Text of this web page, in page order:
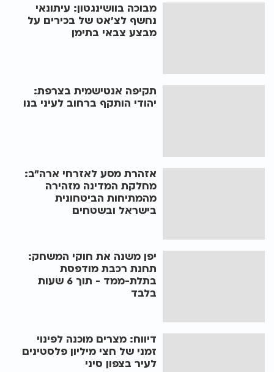
מבוכה בוושינגטון: עיתונאי
נחשף לצ'אט של בכירים על
מבצע צבאי בתימן
תקיפה אנטישמית בצרפת:
יהודי הותקף ברחוב לעיני בנו
אזהרת מסע לאזרחי ארה"ב:
מחלקת המדינה מזהירה
מהמתיחות הביטחונית
בישראל ובשטחים
יפן משנה את חוקי המשחק:
תחנת רכבת מודפסת
בתלת-ממד - תוך 6 שעות
בלבד
דיווח: מצרים מוכנה לפינוי
זמני של חצי מיליון פלסטינים
לעיר בצפון סיני